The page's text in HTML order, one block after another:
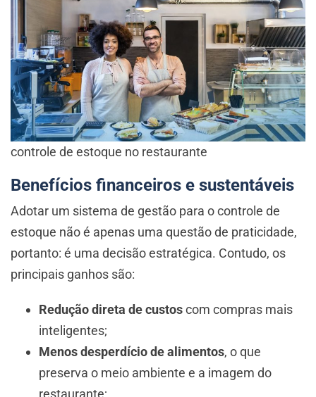
controle de estoque no restaurante
Benefícios financeiros e sustentáveis
Adotar um sistema de gestão para o controle de
estoque não é apenas uma questão de praticidade,
portanto: é uma decisão estratégica. Contudo, os
principais ganhos são:
Redução direta de custoscom compras mais
inteligentes;
Menos desperdício de alimentos, o que
preserva o meio ambiente e a imagem do
restaurante;